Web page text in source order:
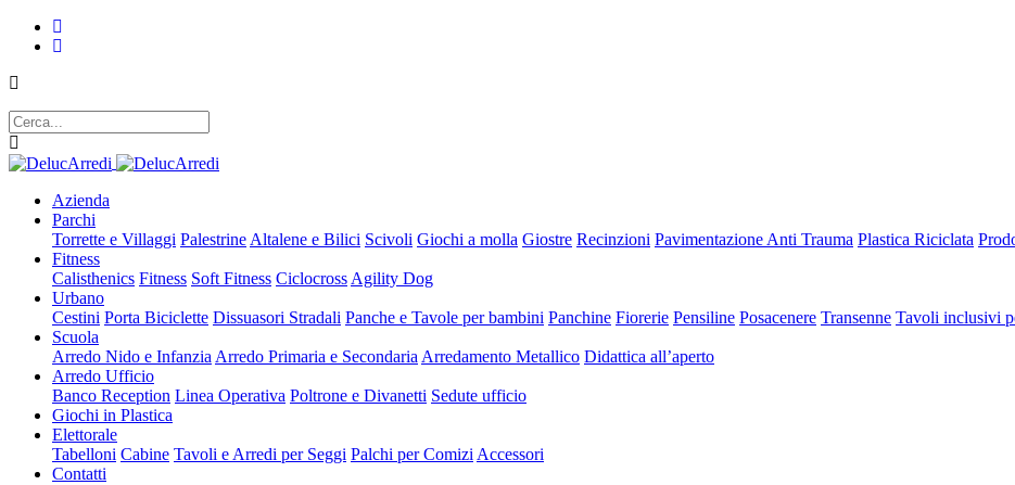
Azienda
Parchi
Torrette e Villaggi Palestrine Altalene e Bilici Scivoli Giochi a molla Giostre Recinzioni Pavimentazione Anti Trauma Plastica Riciclata
Fitness
Calisthenics Fitness Soft Fitness Ciclocross Agility Dog
Urbano
Cestini Porta Biciclette Dissuasori Stradali Panche e Tavole per bambini Panchine Fiorerie Pensiline Posacenere Transenne Tavoli inclusivi
Scuola
Arredo Nido e Infanzia Arredo Primaria e Secondaria Arredamento Metallico Didattica all’aperto
Arredo Ufficio
Banco Reception Linea Operativa Poltrone e Divanetti Sedute ufficio
Giochi in Plastica
Elettorale
Tabelloni Cabine Tavoli e Arredi per Seggi Palchi per Comizi Accessori
Contatti